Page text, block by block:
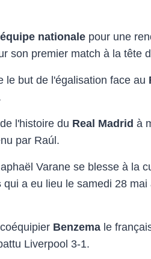
équipe nationale pour une
son premier match à la tête
but de l'égalisation face au
l'histoire du Real Madrid à
par Raúl.
Varane se blesse à la
qui a eu lieu le samedi 28 mai
Benzema le
Liverpool 3-1.